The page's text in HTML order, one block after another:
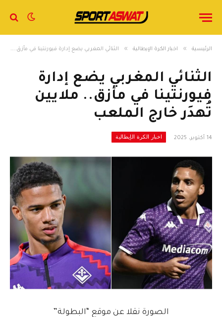
الرئيسية » اخبار الكرة الإيطالية » الثنائي المغربي يضع إدارة فيورنتينا في مأزق.. ملايين تُهدَر خارج الملعب
الثنائي المغربي يضع إدارة
فيورنتينا في مأزق.. ملايين
تُهدَر خارج الملعب
14 أكتوبر، 2025 اخبار الكرة الإيطالية
الصورة نقلا عن موقع “البطولة”